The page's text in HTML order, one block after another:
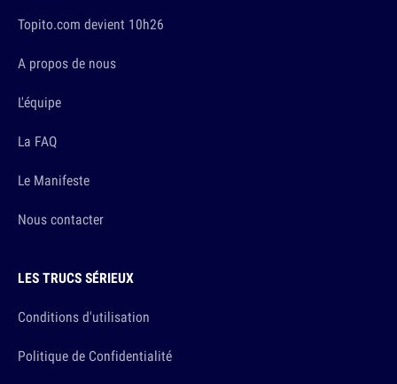
Topito.com devient 10h26
A propos de nous
L'équipe
La FAQ
Le Manifeste
Nous contacter
LES TRUCS SÉRIEUX
Conditions d'utilisation
Politique de Confidentialité